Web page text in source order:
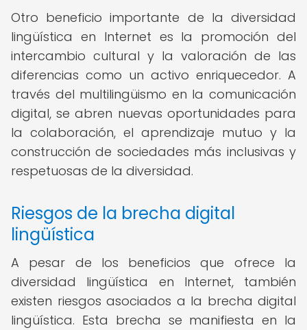
Otro beneficio importante de la diversidad
lingüística en Internet es la promoción del
intercambio cultural y la valoración de las
diferencias como un activo enriquecedor. A
través del multilingüismo en la comunicación
digital, se abren nuevas oportunidades para
la colaboración, el aprendizaje mutuo y la
construcción de sociedades más inclusivas y
respetuosas de la diversidad.
Riesgos de la brecha digital
lingüística
A pesar de los beneficios que ofrece la
diversidad lingüística en Internet, también
existen riesgos asociados a la brecha digital
lingüística. Esta brecha se manifiesta en la